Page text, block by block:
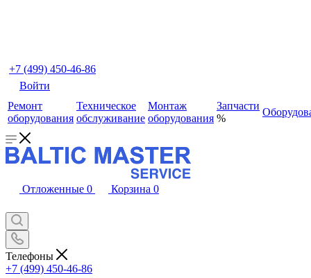
+7 (499) 450-46-86
Войти
Ремонт
оборудования
Техническое
обслуживание
Монтаж
оборудования
Запчасти
%
Отложенные 0 Корзина 0
Телефоны
+7 (499) 450-46-86